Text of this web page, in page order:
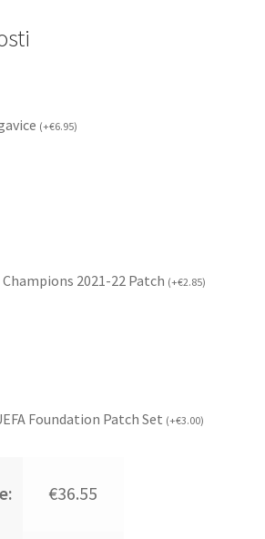
(+€6.95)
2021-22 Patch (+€2.85)
Foundation Patch Set (+€3.00)
€36.55